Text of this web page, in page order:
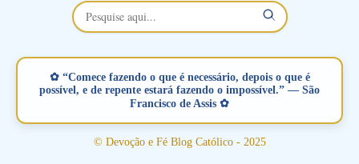
esta abençoada semana no Momento de Fé do Padre Marcelo,
vamos juntos formar esta forte corrente de orações. Você que
verdadeiro, ou que está com problemas no relacionamento
amoroso, creia na poderosa intercessão deste santo amigo:
Santo Antonio! Tenha fé, não desista, pois ele intercede por nós
junto a Jesus! Fique no Amor Ágape de Jesus e no Amor Materno
de Nossa Senhora. Adriana-Devoção e Fé Mensagem do Padre
✿ “Comece fazendo o que é necessário, depois o que é
possível, e de repente estará fazendo o impossível.” — São
Francisco de Assis ✿
© Devoção e Fé Blog Católico - 2025